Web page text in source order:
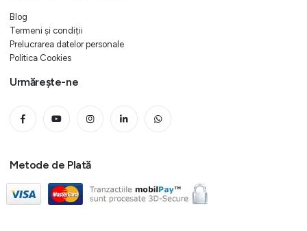
Blog
Termeni și condiții
Prelucrarea datelor personale
Politica Cookies
Urmărește-ne
Metode de Plată